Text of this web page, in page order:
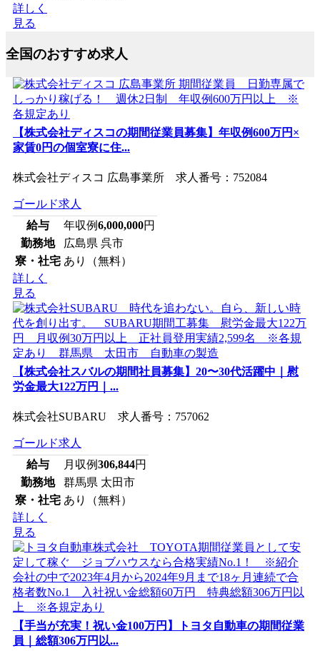
詳しく
見る
全国のおすすめ求人
【株式会社ディスコの期間従業員募集】年収例600万円×
家賃0円の個室寮に住...
株式会社ディスコ 広島事業所 求人番号：752084
ゴールド求人
給与
年収例6,000,000円
勤務地
広島県 呉市
寮・社宅 あり（無料）
詳しく
見る
【株式会社スバルの期間社員募集】20〜30代活躍中｜慰
労金最大122万円｜...
株式会社SUBARU 求人番号：757062
ゴールド求人
給与
月収例306,844円
勤務地
群馬県 太田市
寮・社宅 あり（無料）
詳しく
見る
【手当が充実！祝い金100万円】トヨタ自動車の期間従業
員｜総額306万円以...